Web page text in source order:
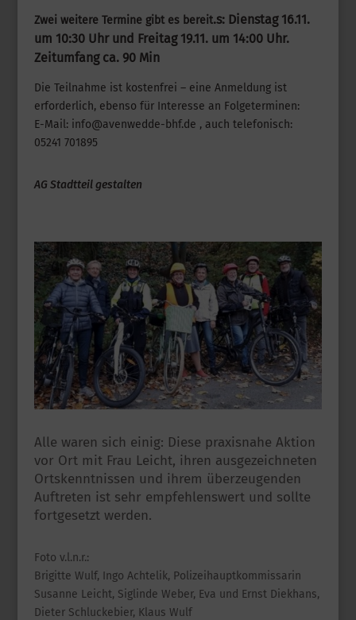
Zwei weitere Termine gibt es bereit.s: Dienstag 16.11.
um 10:30 Uhr und Freitag 19.11. um 14:00 Uhr.
Zeitumfang ca. 90 Min
Die Teilnahme ist kostenfrei – eine Anmeldung ist
erforderlich, ebenso für Interesse an Folgeterminen:
E-Mail: info@avenwedde-bhf.de , auch telefonisch:
05241 701895
AG Stadtteil gestalten
Alle waren sich einig: Diese praxisnahe Aktion
vor Ort mit Frau Leicht, ihren ausgezeichneten
Ortskenntnissen und ihrem überzeugenden
Auftreten ist sehr empfehlenswert und sollte
fortgesetzt werden.
Foto v.l.n.r.:
Brigitte Wulf, Ingo Achtelik, Polizeihauptkommissarin
Susanne Leicht, Siglinde Weber, Eva und Ernst Diekhans,
Dieter Schluckebier, Klaus Wulf